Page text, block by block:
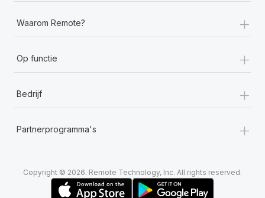
Waarom Remote? +
Op functie +
Bedrijf +
Partnerprogramma's +
Copyright © 2026. Remote Technology, Inc. All rights reserved.